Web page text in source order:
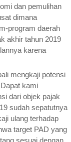
dan pemulihan
dimana
program daerah
akhir tahun 2019
karena
mengkaji potensi
kami
dari objek pajak
sudah sepatutnya
ulang terhadap
target PAD yang